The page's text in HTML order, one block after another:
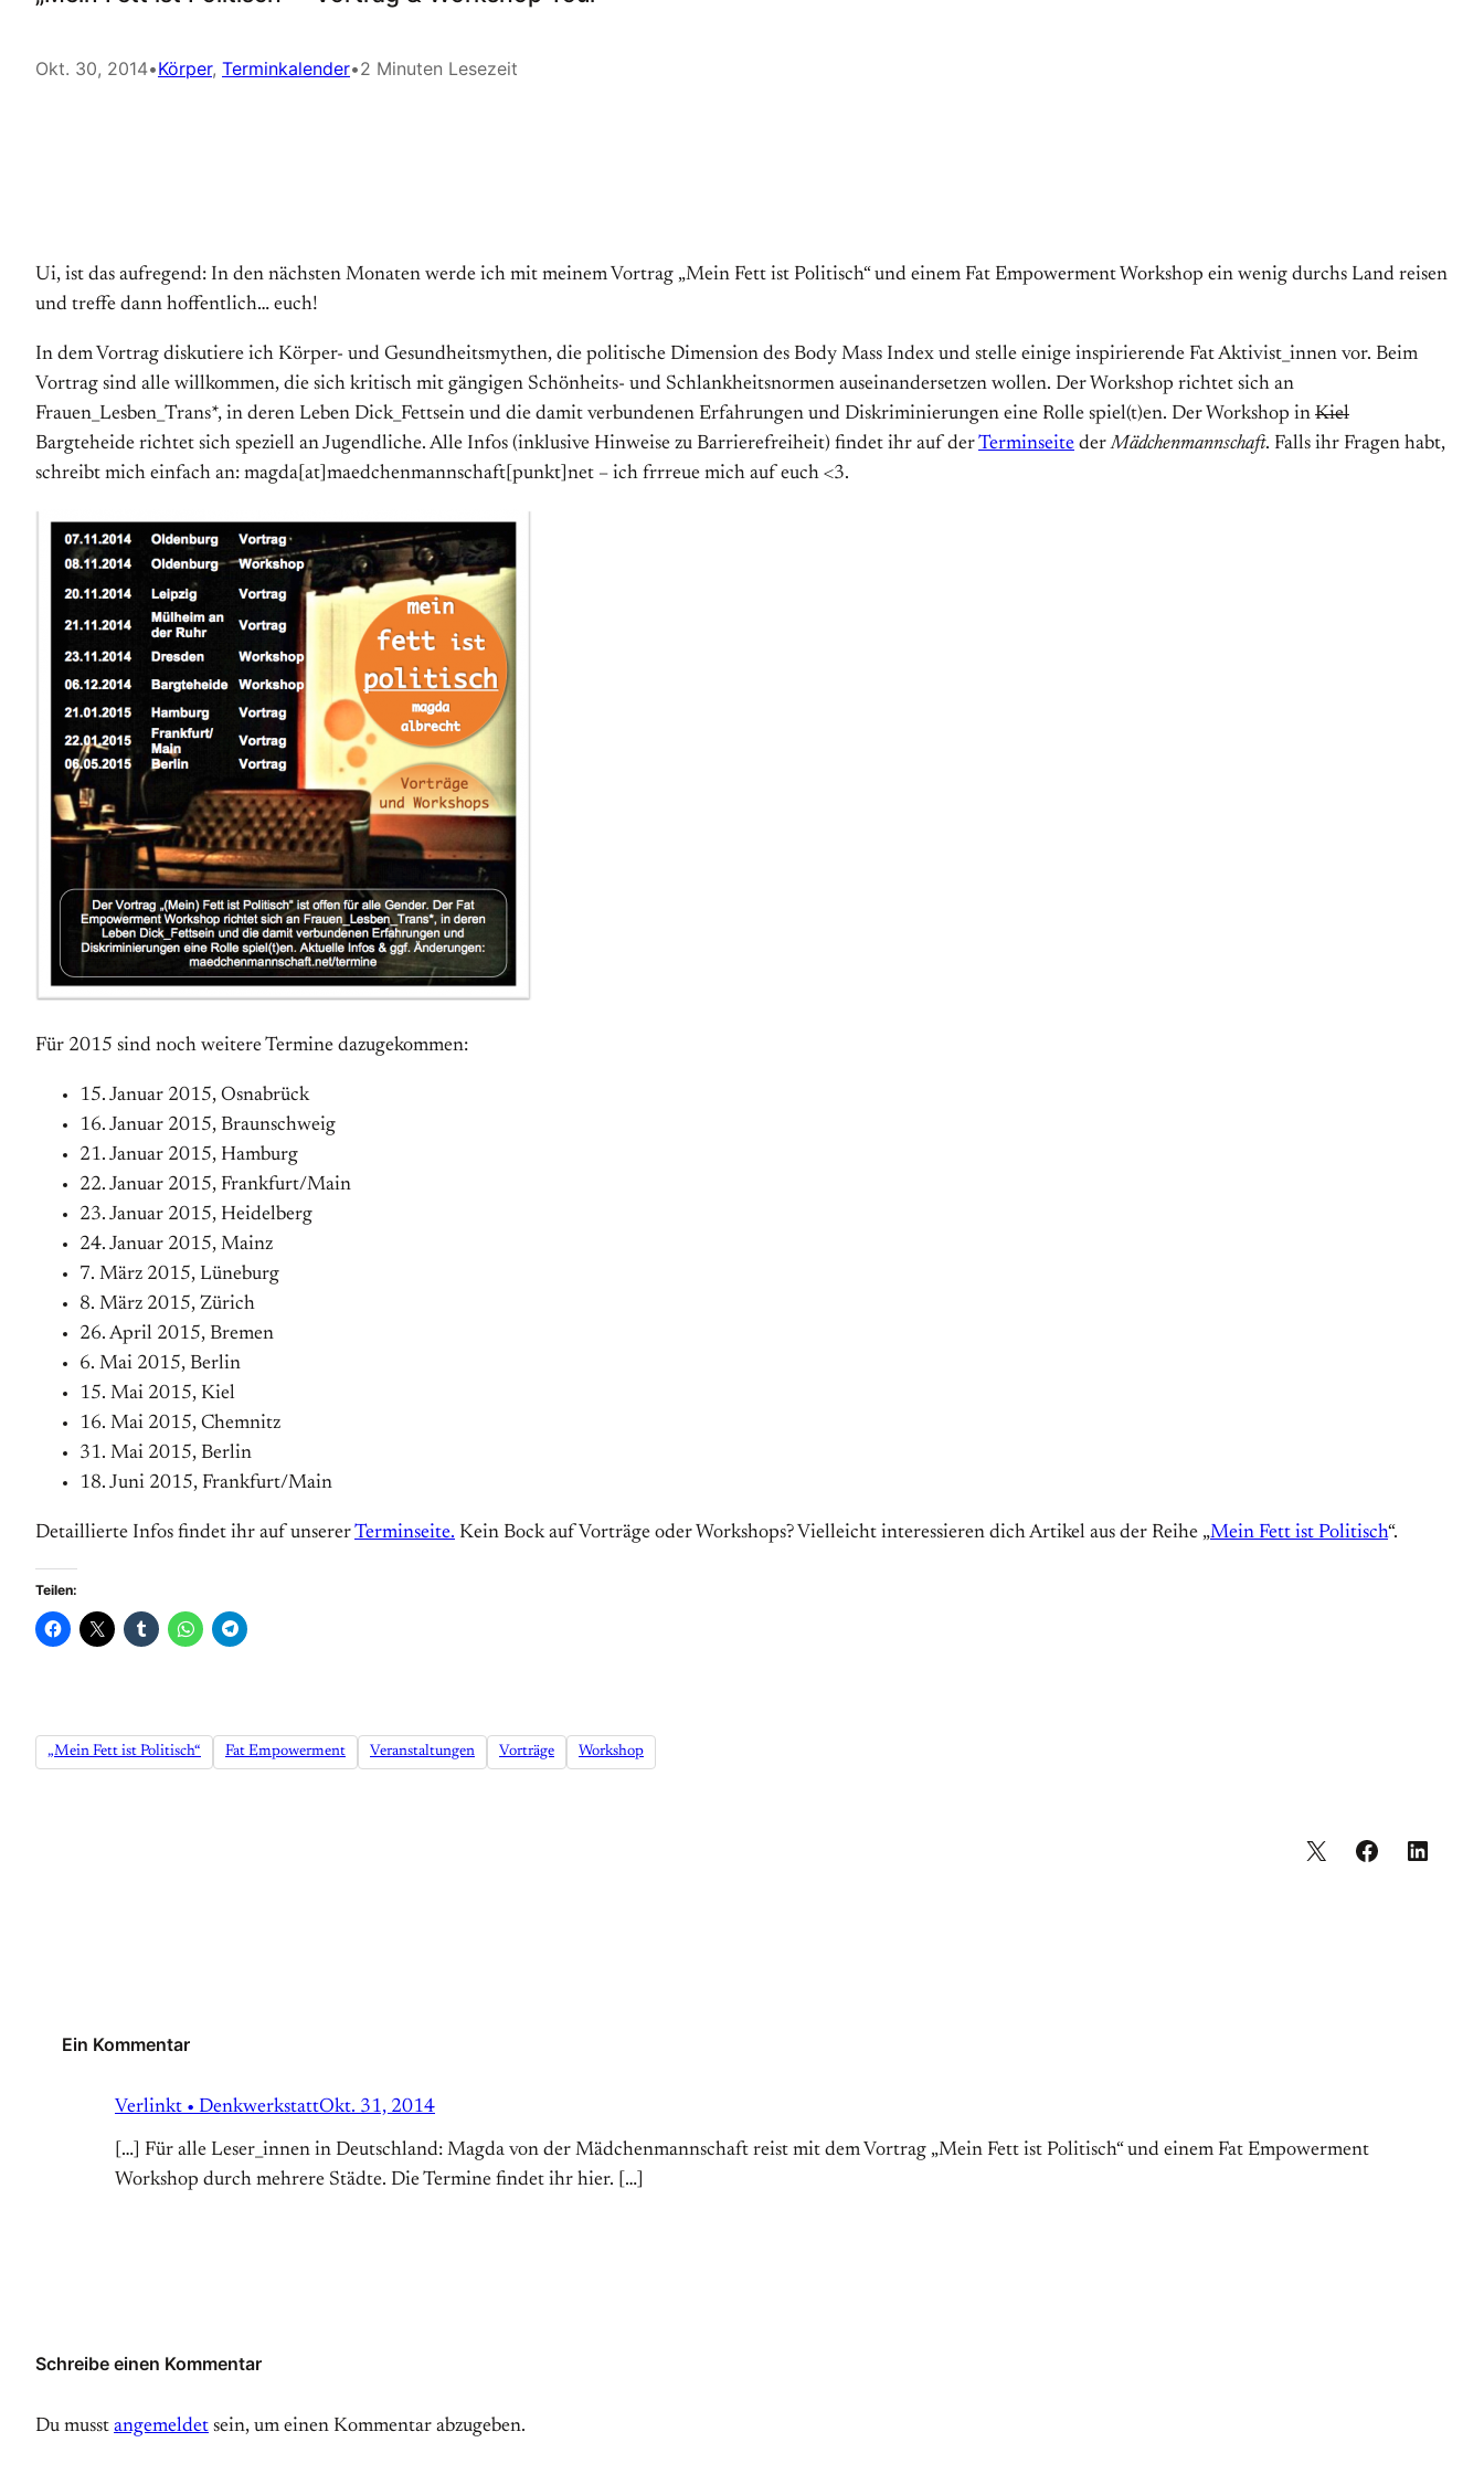
Okt. 30, 2014•Körper, Terminkalender•2 Minuten Lesezeit
Ui, ist das aufregend: In den nächsten Monaten werde ich mit meinem Vortrag „Mein Fett ist Politisch“ und einem Fat Empowerment Workshop ein wenig durchs Land reisen
und treffe dann hoffentlich… euch!
In dem Vortrag diskutiere ich Körper- und Gesundheits­mythen, die politische Dimension des Body Mass Index und stelle einige inspirierende Fat Aktivist_innen vor. Beim
Vortrag sind alle willkommen, die sich kritisch mit gängigen Schönheits- und Schlankheits­normen auseinander­setzen wollen. Der Workshop richtet sich an
Frauen_Lesben_Trans*, in deren Leben Dick_Fettsein und die damit ver­bundenen Erfahrungen und Diskriminierungen eine Rolle spiel(t)en. Der Workshop in Kiel
Bargteheide richtet sich speziell an Jugendliche. Alle Infos (inklusive Hinweise zu Barrierefreiheit) findet ihr auf derTerminseite derMädchenmannschaft. Falls ihr Fragen habt,
schreibt mich einfach an: magda[at]maedchenmannschaft[punkt]net – ich frrreue mich auf euch <3.
Für 2015 sind noch weitere Termine dazugekommen:
15. Januar 2015, Osnabrück
16. Januar 2015, Braunschweig
21. Januar 2015, Hamburg
22. Januar 2015, Frankfurt/Main
23. Januar 2015, Heidelberg
24. Januar 2015, Mainz
7. März 2015, Lüneburg
8. März 2015, Zürich
26. April 2015, Bremen
6. Mai 2015, Berlin
15. Mai 2015, Kiel
16. Mai 2015, Chemnitz
31. Mai 2015, Berlin
18. Juni 2015, Frankfurt/Main
Detaillierte Infos findet ihr auf unsererTerminseite. Kein Bock auf Vorträge oder Workshops? Vielleicht interessieren dich Artikel aus der Reihe „Mein Fett ist Politisch“.
Teilen:
„Mein Fett ist Politisch“ Fat Empowerment Veranstaltungen Vorträge Workshop
Ein Kommentar
Verlinkt • DenkwerkstattOkt. 31, 2014
[…] Für alle Leser_innen in Deutschland: Magda von der Mädchenmannschaft reist mit dem Vortrag „Mein Fett ist Politisch“ und einem Fat Empowerment
Workshop durch mehrere Städte. Die Termine findet ihr hier. […]
Schreibe einen Kommentar
Du musst angemeldet sein, um einen Kommentar abzugeben.